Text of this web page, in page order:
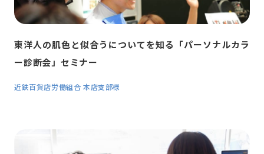
東洋人の肌色と似合うについてを知る 「パーソナルカラ
ー診断会」セミナー
近鉄百貨店労働組合 本店支部様